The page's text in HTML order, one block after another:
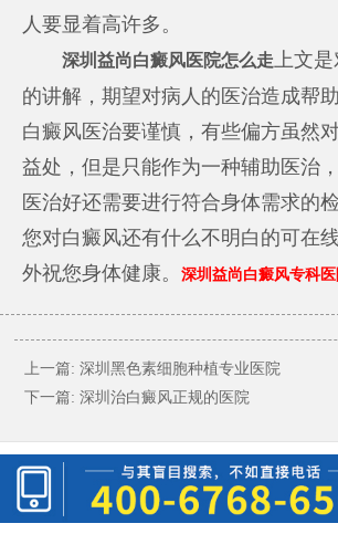
人要显着高许多。
深圳益尚白癜风医院怎么走 上文
的讲解，期望对病人的医治造成帮
白癜风医治要谨慎，有些偏方虽然
益处，但是只能作为一种辅助医治
医治好还需要进行符合身体需求的
您对白癜风还有什么不明白的可在
外祝您身体健康。深圳益尚白癜风专科
上一篇: 深圳黑色素细胞种植专业医院
下一篇: 深圳治白癜风正规的医院